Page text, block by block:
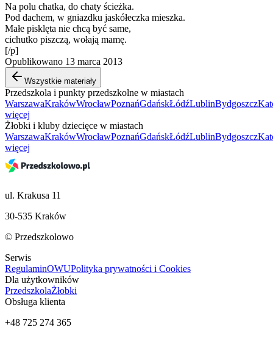
Na polu chatka, do chaty ścieżka.
Pod dachem, w gniazdku jaskółeczka mieszka.
Małe pisklęta nie chcą być same,
cichutko piszczą, wołają mamę.
[/p]
Opublikowano 13 marca 2013
Wszystkie materiały
Przedszkola i punkty przedszkolne w miastach
WarszawaKrakówWrocławPoznańGdańskŁódźLublinBydgoszcz
więcej
Żłobki i kluby dziecięce w miastach
WarszawaKrakówWrocławPoznańGdańskŁódźLublinBydgoszcz
więcej
ul. Krakusa 11
30-535 Kraków
© Przedszkolowo
Serwis
RegulaminOWUPolityka prywatności i Cookies
Dla użytkowników
PrzedszkolaŻłobki
Obsługa klienta
+48 725 274 365